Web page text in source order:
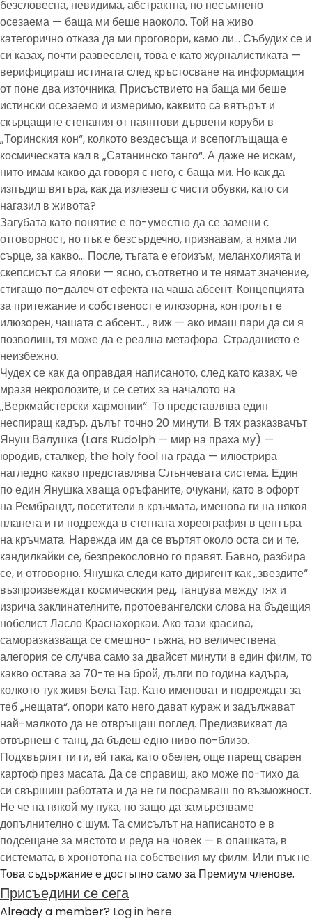
безсловесна, невидима, абстрактна, но несъмнено
осезаема — баща ми беше наоколо. Той на живо
категорично отказа да ми проговори, камо ли… Събудих се и
си казах, почти развеселен, това е като журналистиката —
верифицираш истината след кръстосване на информация
от поне два източника. Присъствието на баща ми беше
истински осезаемо и измеримо, каквито са вятърът и
скърцащите стенания от паянтови дървени коруби в
„Торинския кон“, колкото вездесъща и всепоглъщаща е
космическата кал в „Сатанинско танго“. А даже не искам,
нито имам какво да говоря с него, с баща ми. Но как да
изпъдиш вятъра, как да излезеш с чисти обувки, като си
нагазил в живота?
Загубата като понятие е по-уместно да се замени с
отговорност, но пък е безсърдечно, признавам, а няма ли
сърце, за какво… После, тъгата е егоизъм, меланхолията и
скепсисът са ялови — ясно, съответно и те нямат значение,
стигащо по-далеч от ефекта на чаша абсент. Концепцията
за притежание и собственост е илюзорна, контролът е
илюзорен, чашата с абсент…, виж — ако имаш пари да си я
позволиш, тя може да е реална метафора. Страданието е
неизбежно.
Чудех се как да оправдая написаното, след като казах, че
мразя некролозите, и се сетих за началото на
„Веркмайстерски хармонии“. То представлява един
неспиращ кадър, дълъг точно 20 минути. В тях разказвачът
Януш Валушка (Lars Rudolph — мир на праха му) —
юродив, сталкер, the holy fool на града — илюстрира
нагледно какво представлява Слънчевата система. Един
по един Янушка хваща оръфаните, очукани, като в офорт
на Рембрандт, посетители в кръчмата, именова ги на някоя
планета и ги подрежда в стегната хореография в центъра
на кръчмата. Нарежда им да се въртят около оста си и те,
кандилкайки се, безпрекословно го правят. Бавно, разбира
се, и отговорно. Янушка следи като диригент как „звездите“
възпроизвеждат космическия ред, танцува между тях и
изрича заклинателните, протоевангелски слова на бъдещия
нобелист Ласло Краснахоркаи. Ако тази красива,
саморазказваща се смешно-тъжна, но величествена
алегория се случва само за двайсет минути в един филм, то
какво остава за 70-те на брой, дълги по година кадъра,
колкото тук живя Бела Тар. Като именоват и подреждат за
теб „нещата“, опори като него дават кураж и задължават
най-малкото да не отвръщаш поглед. Предизвикват да
отвърнеш с танц, да бъдеш едно ниво по-близо.
Подхвърлят ти ги, ей така, като обелен, още парещ сварен
картоф през масата. Да се справиш, ако може по-тихо да
си свършиш работата и да не ги посрамваш по възможност.
Не че на някой му пука, но защо да замърсяваме
допълнително с шум. Та смисълът на написаното е в
подсещане за мястото и реда на човек — в опашката, в
системата, в хронотопа на собствения му филм. Или пък не.
Това съдържание е достъпно само за Премиум членове.
Присъедини се сега
Already a member? Log in here